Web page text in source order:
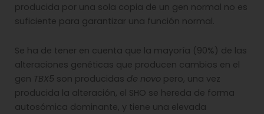
producida por una sola copia de un gen normal no es
suficiente para garantizar una función normal.
Se ha de tener en cuenta que la mayoría (90%) de las
alteraciones genéticas que producen cambios en el
gen TBX5 son producidas de novo pero, una vez
producida la alteración, el SHO se hereda de forma
autosómica dominante, y tiene una elevada